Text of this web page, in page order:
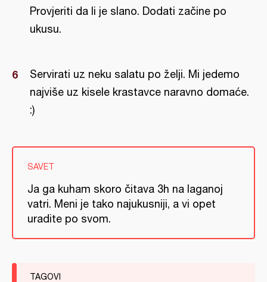
Provjeriti da li je slano. Dodati začine po
ukusu.
Servirati uz neku salatu po želji. Mi jedemo
najviše uz kisele krastavce naravno domaće.
:)
SAVET
Ja ga kuham skoro čitava 3h na laganoj
vatri. Meni je tako najukusniji, a vi opet
uradite po svom.
TAGOVI